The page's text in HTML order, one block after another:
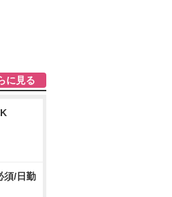
に見る
須/日勤